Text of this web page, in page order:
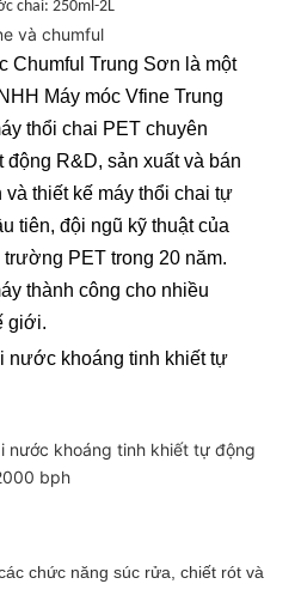
chai: 250ml-2L
và chumful
Chumful Trung Sơn là một
Máy móc Vfine Trung
thổi chai PET chuyên
R&D, sản xuất và bán
và thiết kế máy thổi chai tự
tiên, đội ngũ kỹ thuật của
PET trong 20 năm.
thành công cho nhiều
giới.
chức năng súc rửa, chiết rót và